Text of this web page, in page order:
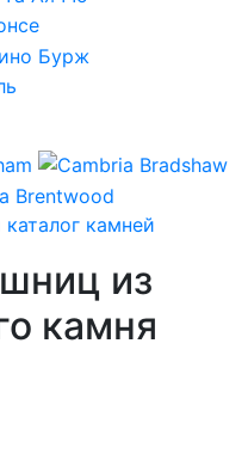
камней
из
камня